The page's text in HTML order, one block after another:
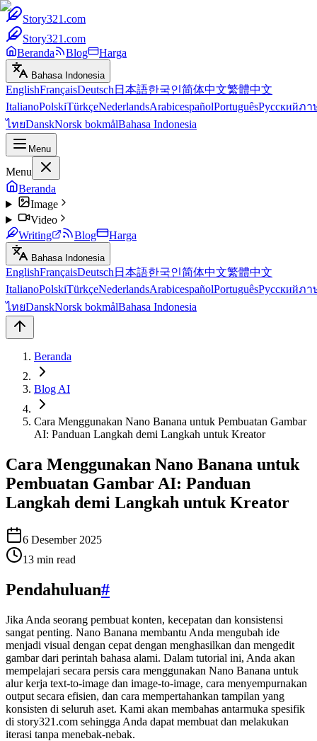
Story321.com
Story321.com
Beranda
Blog Harga
Bahasa Indonesia
EnglishFrançaisDeutsch 日本語한국인简体中文繁體中文
ItalianoPolskiTürkçeNederlandsArabicespañolPortuguêsРусскийภา
ไทยDanskNorsk bokmålBahasa Indonesia
Menu
Menu
Beranda
Image
Video
Writing
Blog Harga
Bahasa Indonesia
EnglishFrançaisDeutsch 日本語한국인简体中文繁體中文
ItalianoPolskiTürkçeNederlandsArabicespañolPortuguêsРусскийภา
ไทยDanskNorsk bokmålBahasa Indonesia
Beranda
Blog AI
Cara Menggunakan Nano Banana untuk Pembuatan Gambar
AI: Panduan Langkah demi Langkah untuk Kreator
Cara Menggunakan Nano Banana untuk
Pembuatan Gambar AI: Panduan
Langkah demi Langkah untuk Kreator
6 Desember 2025
13 min read
Pendahuluan#
Jika Anda seorang pembuat konten, kecepatan dan konsistensi
sangat penting. Nano Banana membantu Anda mengubah ide
menjadi visual dengan cepat dengan menghasilkan dan mengedit
gambar dari perintah bahasa alami. Dalam tutorial ini, Anda akan
mempelajari secara persis cara menggunakan Nano Banana untuk
alur kerja text-to-image dan image-to-image, cara menyempurnakan
output secara efisien, dan cara mempertahankan tampilan yang
konsisten di seluruh aset. Kami akan membahas antarmuka spesifik
di story321.com sehingga Anda dapat membuat dan melakukan
iterasi tanpa menebak-nebak.